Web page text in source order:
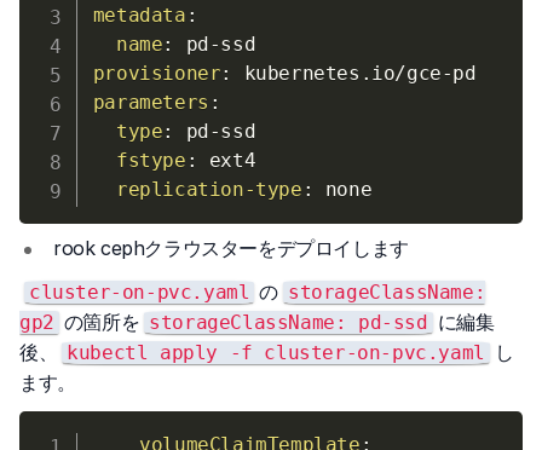
metadata :
name: pd -
provisioner: kubernetes.io/gce-
parameters :
type: pd -ssd
fstype :
ext4
replication-type :
rook cephクラウスターをデプロイします
cluster-on-pvc.yaml の storageClassName:
gp2 の箇所を storageClassName: pd-ssd
に編集
後、
kubectl apply -f cluster-on-pvc.yaml
し
ます。
volumeClaimTemplate :